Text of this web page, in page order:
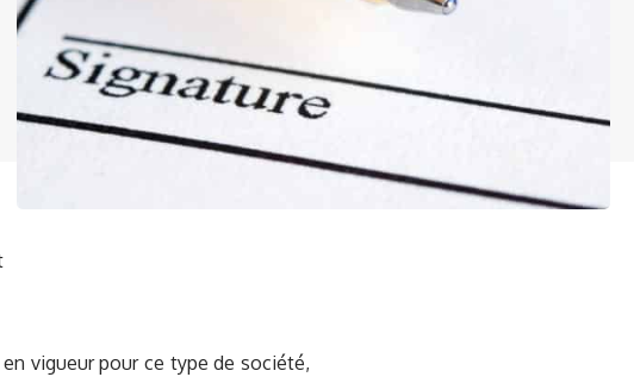
vigueur pour ce type de société,